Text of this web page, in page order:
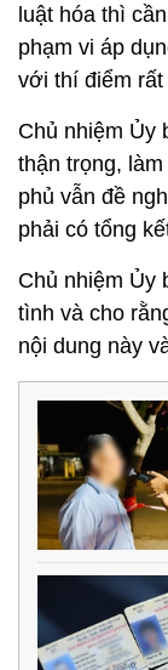
luật hóa thì
phạm vi áp
với thí điểm rất
Chủ nhiệm Ủy
thận trọng,
phủ vẫn đề
phải có tổng
Chủ nhiệm Ủy
tình và cho
nội dung này